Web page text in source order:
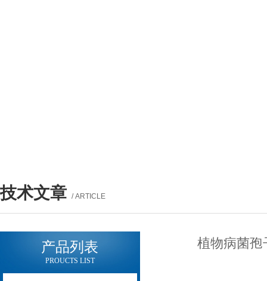
技术文章 / ARTICLE
产品列表
PROUCTS LIST
植物病菌孢